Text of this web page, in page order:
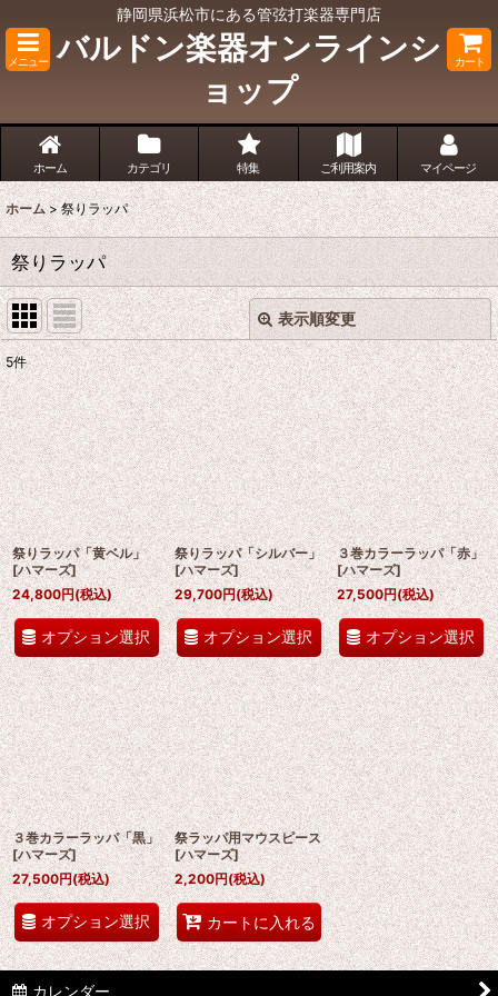
静岡県浜松市にある管弦打楽器専門店
メニュー
バルドン楽器オンラインシ
ョップ
カート
ホーム カテゴリ 特集 ご利用案内 マイページ
ホーム > 祭りラッパ
祭りラッパ
表示順変更
表示数:
並び順:
絞り込む
閉じる
5件
祭りラッパ「黄ベル」
[ハマーズ]
24,800円(税込)
オプション選択
祭りラッパ「シルバー」
[ハマーズ]
29,700円(税込)
オプション選択
３巻カラーラッパ「赤」
[ハマーズ]
27,500円(税込)
オプション選択
３巻カラーラッパ「黒」
[ハマーズ]
27,500円(税込)
オプション選択
祭ラッパ用マウスピース
[ハマーズ]
2,200円(税込)
カートに入れる
カレンダー